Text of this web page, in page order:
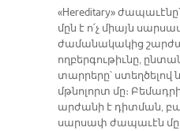
«Hereditary»
մըն է ո՛չ միայն
ժամանակակից
ողբերգութիւնը,
տարրերը՝ ստեղծելով
մթնոլորտ մը։
արժանի է դիտման,
սարսափ ժապաւէն մը